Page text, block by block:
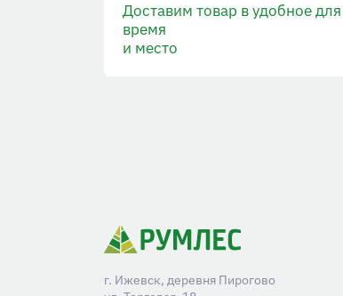
Доставим товар в удобное для
время
и место
г. Ижевск, деревня Пирогово